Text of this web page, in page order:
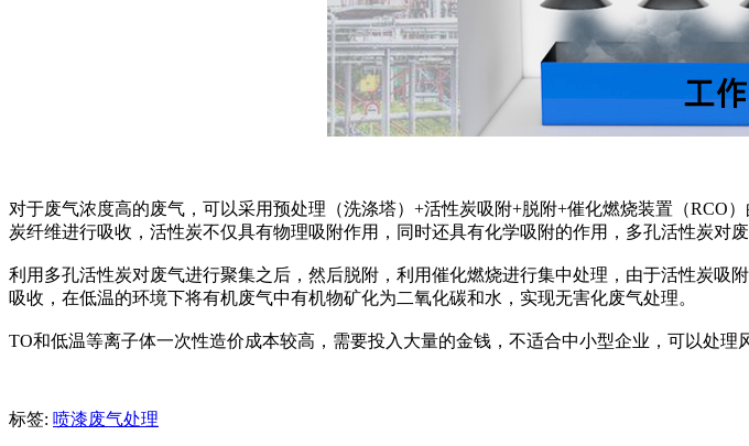
对于废气浓度高的废气，可以采用预处理（洗涤塔）+活性炭吸附+脱附+催化燃烧装置（
炭纤维进行吸收，活性炭不仅具有物理吸附作用，同时还具有化学吸附的作用，多孔活性炭对
利用多孔活性炭对废气进行聚集之后，然后脱附，利用催化燃烧进行集中处理，由于活性炭
吸收，在低温的环境下将有机废气中有机物矿化为二氧化碳和水，实现无害化废气处理。
TO和低温等离子体一次性造价成本较高，需要投入大量的金钱，不适合中小型企业，可以处理
标签: 喷漆废气处理